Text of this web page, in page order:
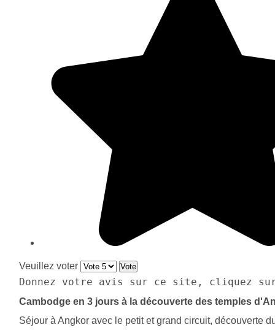
Veuillez voter
Donnez votre avis sur ce site, cliquez
Cambodge en 3 jours à la découverte des temples
Séjour à Angkor avec le petit et grand circuit, découverte